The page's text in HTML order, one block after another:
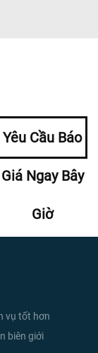
Yêu Cầu Báo
Giá Ngay Bây
Giờ
vụ tốt hơn
biên giới